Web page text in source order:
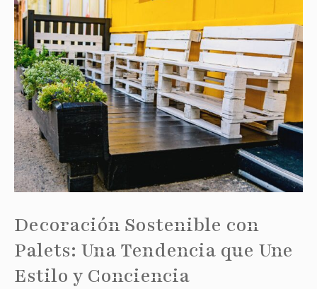
Decoración Sostenible con
Palets: Una Tendencia que Une
Estilo y Conciencia